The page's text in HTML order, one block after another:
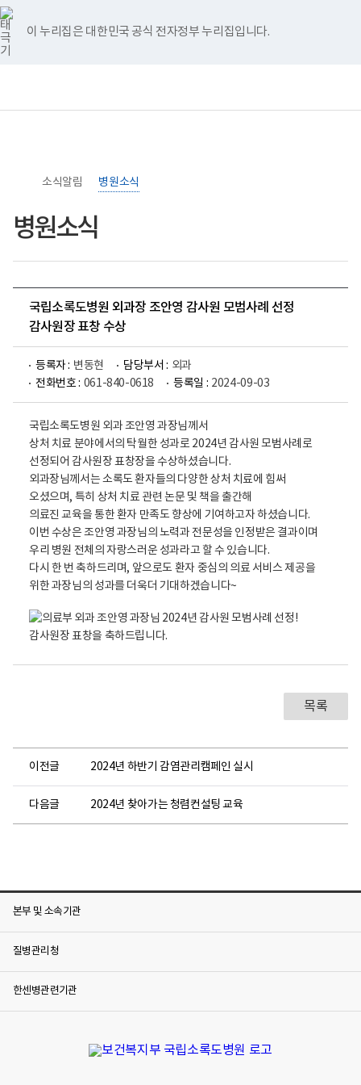
이 누리집은 대한민국 공식 전자정부 누리집입니다.
너
비
767px
이
하
록
원
로
검
메
홈
>
소식알림
>
병원소식
병원소식
국립소록도병원 외과장 조안영 감사원 모범사례 선정
감사원장 표창 수상
등록자 : 변동현 담당부서 : 외과
전화번호 : 061-840-0618 등록일 : 2024-09-03
국립소록도병원 외과 조안영 과장님께서
상처 치료 분야에서의 탁월한 성과로 2024년 감사원 모범사례로
선정되어 감사원장 표창장을 수상하셨습니다.
외과장님께서는 소록도 환자들의 다양한 상처 치료에 힘써
오셨으며, 특히 상처 치료 관련 논문 및 책을 출간해
의료진 교육을 통한 환자 만족도 향상에 기여하고자 하셨습니다.
이번 수상은 조안영 과장님의 노력과 전문성을 인정받은 결과이며
우리 병원 전체의 자랑스러운 성과라고 할 수 있습니다.
다시 한 번 축하드리며, 앞으로도 환자 중심의 의료 서비스 제공을
위한 과장님의 성과를 더욱더 기대하겠습니다~
목록
이전글 2024년 하반기 감염관리캠페인 실시
다음글 2024년 찾아가는 청렴컨설팅 교육
본부 및 소속기관
질병관리청
한센병관련기관